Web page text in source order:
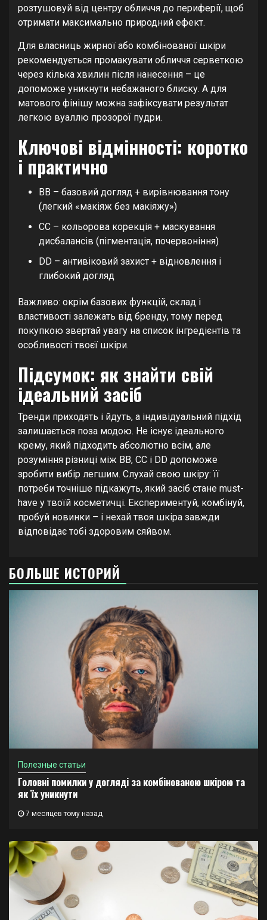
розтушовуй від центру обличчя до периферії, щоб
отримати максимально природний ефект.
Для власниць жирної або комбінованої шкіри
рекомендується промакувати обличчя серветкою
через кілька хвилин після нанесення – це
допоможе уникнути небажаного блиску. А для
матового фінішу можна зафіксувати результат
легкою вуаллю прозорої пудри.
Ключові відмінності: коротко
і практично
BB – базовий догляд + вирівнювання тону
(легкий «макіяж без макіяжу»)
CC – кольорова корекція + маскування
дисбалансів (пігментація, почервоніння)
DD – антивіковий захист + відновлення і
глибокий догляд
Важливо: окрім базових функцій, склад і
властивості залежать від бренду, тому перед
покупкою звертай увагу на список інгредієнтів та
особливості твоєї шкіри.
Підсумок: як знайти свій
ідеальний засіб
Тренди приходять і йдуть, а індивідуальний підхід
залишається поза модою. Не існує ідеального
крему, який підходить абсолютно всім, але
розуміння різниці між BB, CC і DD допоможе
зробити вибір легшим. Слухай свою шкіру: її
потреби точніше підкажуть, який засіб стане must-
have у твоїй косметичці. Експериментуй, комбінуй,
пробуй новинки – і нехай твоя шкіра завжди
відповідає тобі здоровим сяйвом.
БОЛЬШЕ ИСТОРИЙ
Полезные статьи
Головні помилки у догляді за комбінованою шкірою та
як їх уникнути
7 месяцев тому назад